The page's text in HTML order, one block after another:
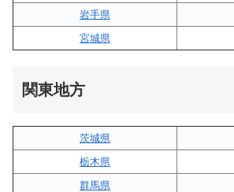
岩手県
宮城県
関東地方
茨城県
栃木県
群馬県